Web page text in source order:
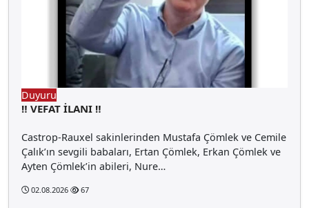
Duyuru
‼️ VEFAT İLANI ‼️
Castrop-Rauxel sakinlerinden Mustafa Çömlek ve Cemile
Çalık’ın sevgili babaları, Ertan Çömlek, Erkan Çömlek ve
Ayten Çömlek’in abileri, Nure…
02.08.2026 67